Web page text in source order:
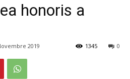
honoris a
2019 0
1345